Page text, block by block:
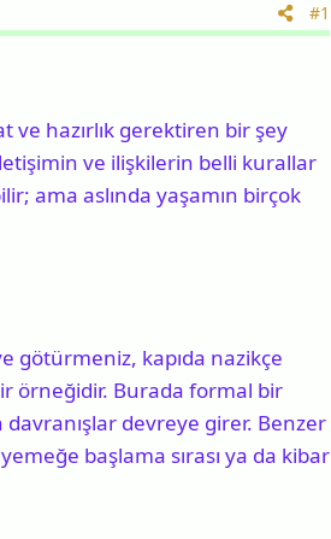
#1
ve hazırlık gerektiren bir şey
ve ilişkilerin belli kurallar
ama aslında yaşamın birçok
götürmeniz, kapıda nazikçe
örneğidir. Burada formal bir
davranışlar devreye girer. Benzer
başlama sırası ya da kibar